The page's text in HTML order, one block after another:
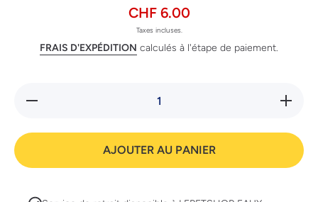
CHF 6.00
Taxes incluses.
FRAIS D'EXPÉDITION calculés à l'étape de paiement.
Réduire la
la
Love
AJOUTER AU PANIER